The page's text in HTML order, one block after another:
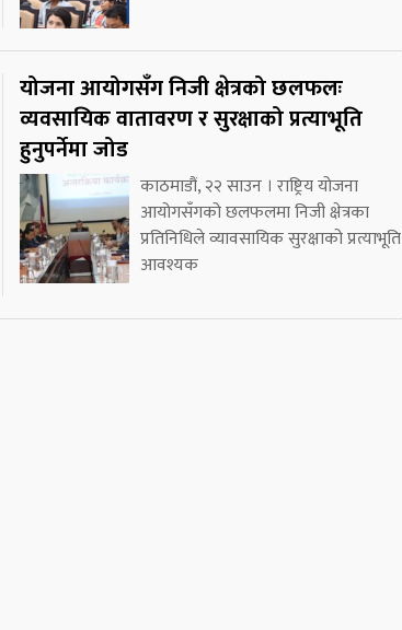
योजना आयोगसँग निजी क्षेत्रको छलफलः
व्यवसायिक वातावरण र सुरक्षाको प्रत्याभूति
हुनुपर्नेमा जोड
काठमाडौं, २२ साउन । राष्ट्रिय योजना
आयोगसँगको छलफलमा निजी क्षेत्रका
प्रतिनिधिले व्यावसायिक सुरक्षाको प्रत्याभूति
आवश्यक